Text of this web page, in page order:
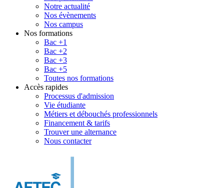
Notre actualité
Nos évènements
Nos campus
Nos formations
Bac +1
Bac +2
Bac +3
Bac +5
Toutes nos formations
Accès rapides
Processus d'admission
Vie étudiante
Métiers et débouchés professionnels
Financement & tarifs
Trouver une alternance
Nous contacter